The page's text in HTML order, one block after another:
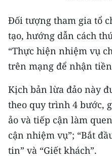
Duyên hải Nam Trung
Nguyên
Đông Nam Bộ
Đồng bằng sông Cửu
Chuyên trang Hà Nội
Chuyên trang TP. Hồ
CHUYÊN ĐỀ
Đối tượng tham gia tổ
tạo, hướng dẫn cách
“Thực hiện nhiệm vụ
trên mạng để nhận
Kịch bản lừa đảo này
theo quy trình 4 bước,
ảo và tiếp cận làm
cận nhiệm vụ”; “Bắt
tin” và “Giết khách”.